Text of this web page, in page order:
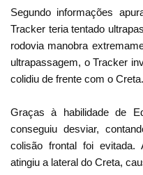
Segundo informações
Tracker teria tentado
rodovia manobra
ultrapassagem, o Tracker
colidiu de frente com o Creta.
Graças à habilidade de
conseguiu desviar,
colisão frontal foi
atingiu a lateral do Creta,